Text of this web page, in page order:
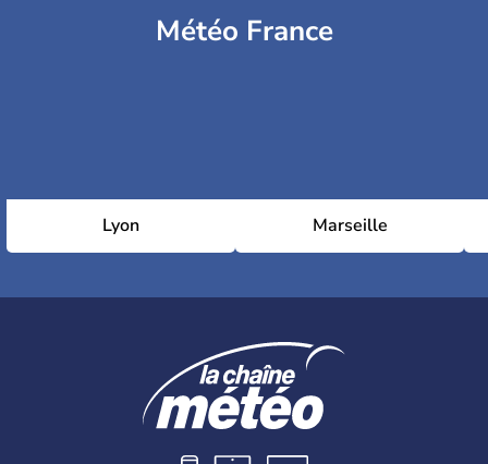
Météo France
Lyon Marseille